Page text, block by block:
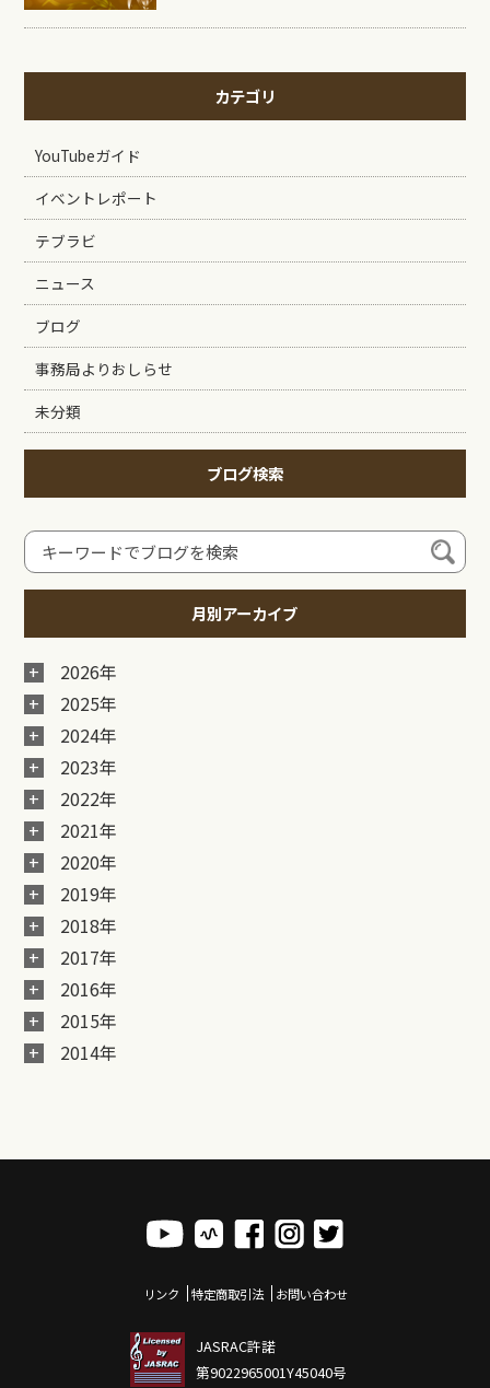
カテゴリ
YouTubeガイド
イベントレポート
テブラビ
ニュース
ブログ
事務局よりおしらせ
未分類
ブログ検索
月別アーカイブ
2026年
2025年
2024年
2023年
2022年
2021年
2020年
2019年
2018年
2017年
2016年
2015年
2014年
リンク 特定商取引法 お問い合わせ
JASRAC許諾
第9022965001Y45040号